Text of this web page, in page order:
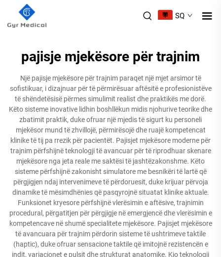
SQ
pajisje mjekësore për trajnim
Një pajisje mjekësore për trajnim paraqet një mjet arsimor të
sofistikuar, i dizajnuar për të përmirësuar aftësitë e profesionistëve
të shëndetësisë përmes simulimit realist dhe praktikës me dorë.
Këto sisteme inovative lidhin boshllëkun midis njohurive teorike dhe
zbatimit praktik, duke ofruar një mjedis të sigurt ku personeli
mjekësor mund të zhvillojë, përmirësojë dhe ruajë kompetencat
klinike të tij pa rrezik për pacientët. Pajisjet mjekësore moderne për
trajnim përfshijnë teknologji të avancuar për të riprodhuar skenare
mjekësore nga jeta reale me saktësi të jashtëzakonshme. Këto
sisteme përfshijnë zakonisht simulatore me besnikëri të lartë që
përgjigjen ndaj intervenimeve të përdoruesit, duke krijuar përvoja
dinamike të mësimdhënies që pasqyrojnë situatat klinike aktuale.
Funksionet kryesore përfshijnë vlerësimin e aftësive, trajnimin
procedural, përgatitjen për përgjigje në emergjencë dhe vlerësimin e
kompetencave në shumë specialitete mjekësore. Pajisjet mjekësore
të avancuara për trajnim përdorin sisteme të ushtrimeve taktile
(haptic), duke ofruar sensacione taktile që imitojnë rezistencën e
indit, variacionet e pulsit dhe strukturat anatomike. Kjo teknologji